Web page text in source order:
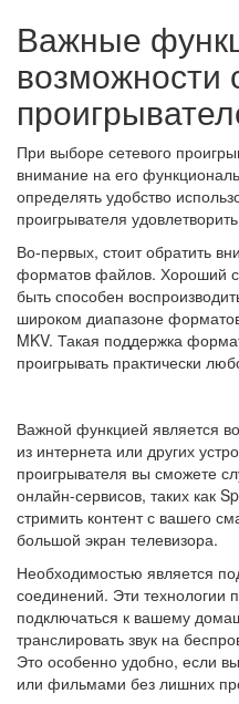
Важные
возможности
При выборе сетевого
внимание на его
определять удобство
проигрывателя
Во-первых, стоит обратить
форматов файлов. Хороший
быть способен
широком диапазоне
MKV. Такая поддержка
проигрывать практически
Важной функцией является
из интернета или других
проигрывателя вы сможете
онлайн-сервисов, таких как
стримить контент с вашего
большой экран телевизора.
Необходимостью является
соединений. Эти технологии
подключаться к вашему
транслировать звук на
Это особенно удобно, если
или фильмами без лишних